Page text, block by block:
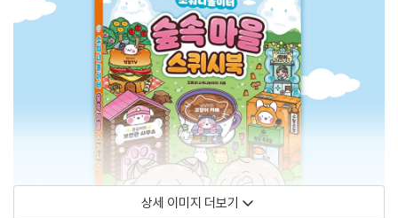
상세 이미지 더보기